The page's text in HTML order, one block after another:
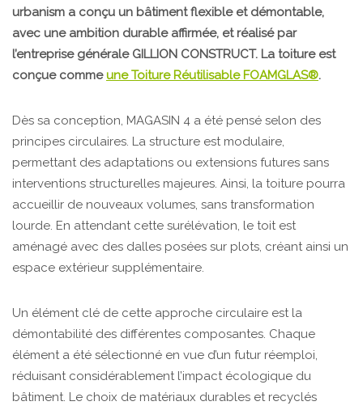
urbanism a conçu un bâtiment flexible et démontable,
avec une ambition durable affirmée, et réalisé par
l’entreprise générale GILLION CONSTRUCT. La toiture est
conçue commeune Toiture Réutilisable FOAMGLAS®.
Dès sa conception, MAGASIN 4 a été pensé selon des
principes circulaires. La structure est modulaire,
permettant des adaptations ou extensions futures sans
interventions structurelles majeures. Ainsi, la toiture pourra
accueillir de nouveaux volumes, sans transformation
lourde. En attendant cette surélévation, le toit est
aménagé avec des dalles posées sur plots, créant ainsi un
espace extérieur supplémentaire.
Un élément clé de cette approche circulaire est la
démontabilité des différentes composantes. Chaque
élément a été sélectionné en vue d’un futur réemploi,
réduisant considérablement l’impact écologique du
bâtiment. Le choix de matériaux durables et recyclés